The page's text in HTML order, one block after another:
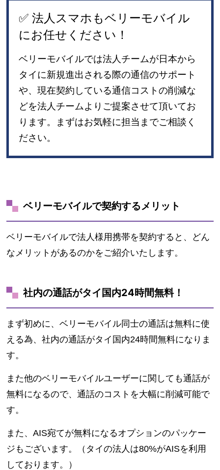
✅ 法人スマホもベリーモバイル
にお任せください！
ベリーモバイルでは法人チームが日本から
タイに新規進出される際の通信のサポート
や、現在契約している通信コストの削減な
どを法人チームよりご提案させて頂いてお
ります。まずはお気軽に担当までご相談く
ださい。
ベリーモバイルで契約するメリット
ベリーモバイルで法人様用携帯を契約すると、どん
なメリットがあるのかをご紹介いたします。
社内の通話がタイ国内24時間無料！
まず初めに、ベリーモバイル同士の通話は無料に使
える為、社内の通話がタイ国内24時間無料になりま
す。
また他のベリーモバイルユーザーに関しても通話が
無料になるので、通話のコストを大幅に削減可能で
す。
また、AIS宛てが無料になるオプションのパッケー
ジもございます。（タイの法人は80%がAISを利用
しております。）